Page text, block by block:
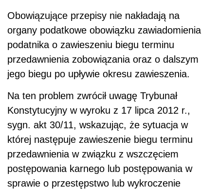
Obowiązujące przepisy nie nakładają na
organy podatkowe obowiązku zawiadomienia
podatnika o zawieszeniu biegu terminu
przedawnienia zobowiązania oraz o dalszym
jego biegu po upływie okresu zawieszenia.
Na ten problem zwrócił uwagę Trybunał
Konstytucyjny w wyroku z 17 lipca 2012 r.,
sygn. akt 30/11, wskazując, że sytuacja w
której następuje zawieszenie biegu terminu
przedawnienia w związku z wszczęciem
postępowania karnego lub postępowania w
sprawie o przestępstwo lub wykroczenie